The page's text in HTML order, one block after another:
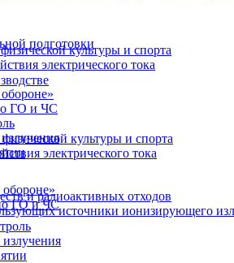
культуры и спорта
электрического тока
ГО и ЧС
и радиоактивных отходов
источники ионизирующего
подготовки
культуры и спорта
электрического тока
ГО и ЧС